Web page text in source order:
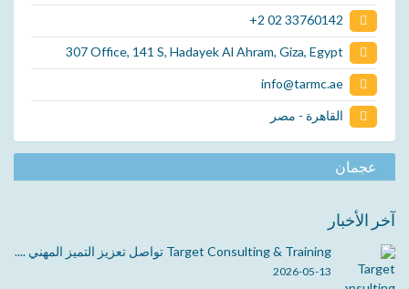
+2 02 33760142
307 Office, 141 S, Hadayek Al Ahram, Giza, Egypt
info@tarmc.ae
القاهرة - مصر
عجمان
آخر الأخبار
Target Consulting & Training تواصل تعزيز التميز المهني ....
2026-05-13